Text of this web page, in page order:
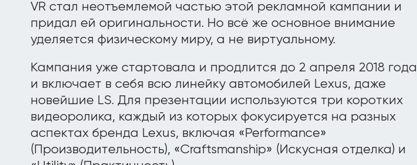
VR стал неотъемлемой частью этой рекламной кампании и
придал ей оригинальности. Но всё же основное внимание
уделяется физическому миру, а не виртуальному.
Кампания уже стартовала и продлится до 2 апреля 2018 года
и включает в себя всю линейку автомобилей Lexus, даже
новейшие LS. Для презентации используются три коротких
видеоролика, каждый из которых фокусируется на разных
аспектах бренда Lexus, включая «Performance»
(Производительность), «Craftsmanship» (Искусная отделка) и